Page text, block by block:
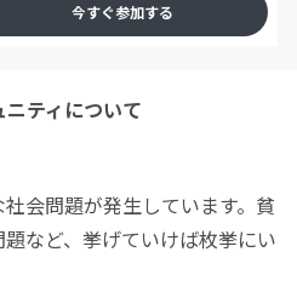
今すぐ参加する
ニティについて
会問題が発生しています。貧
など、挙げていけば枚挙にい